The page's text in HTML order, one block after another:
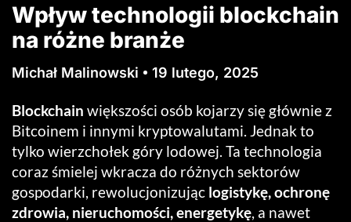
Wpływ technologii blockchain
na różne branże
Michał Malinowski 19 lutego, 2025
Blockchain większości osób kojarzy się głównie z
Bitcoinem i innymi kryptowalutami. Jednak to
tylko wierzchołek góry lodowej. Ta technologia
coraz śmielej wkracza do różnych sektorów
gospodarki, rewolucjonizując logistykę, ochronę
zdrowia, nieruchomości, energetykę, a nawet